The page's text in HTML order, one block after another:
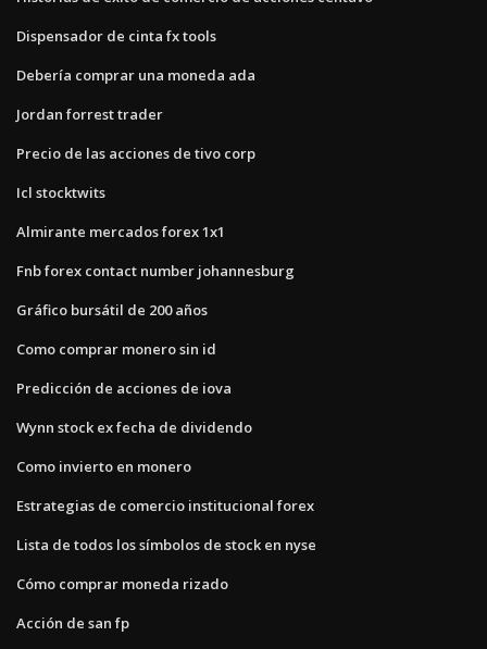
Dispensador de cinta fx tools
Debería comprar una moneda ada
Jordan forrest trader
Precio de las acciones de tivo corp
Icl stocktwits
Almirante mercados forex 1x1
Fnb forex contact number johannesburg
Gráfico bursátil de 200 años
Como comprar monero sin id
Predicción de acciones de iova
Wynn stock ex fecha de dividendo
Como invierto en monero
Estrategias de comercio institucional forex
Lista de todos los símbolos de stock en nyse
Cómo comprar moneda rizado
Acción de san fp